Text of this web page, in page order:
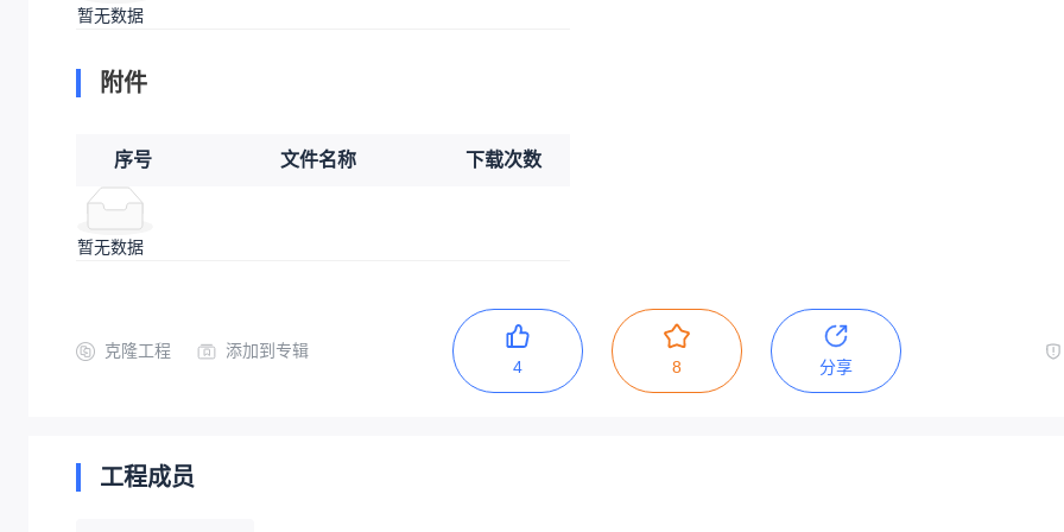
暂无数据
附件
序号 文件名称 下载次数
暂无数据
克隆工程
添加到专辑
4
8 分享
工程成员